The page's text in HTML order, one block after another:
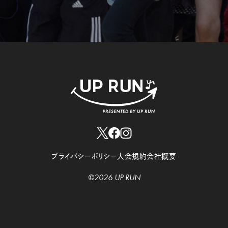
プライバシーポリシー大会規約会社概要
©2026 UP RUN